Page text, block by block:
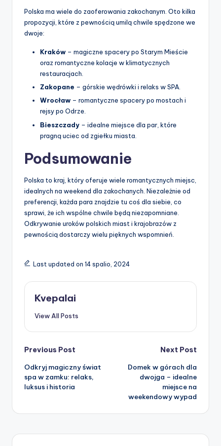
Polska ma wiele do zaoferowania zakochanym. Oto kilka
propozycji, które z pewnością umilą chwile spędzone we
dwoje:
Kraków – magiczne spacery po Starym Mieście
oraz romantyczne kolacje w klimatycznych
restauracjach.
Zakopane – górskie wędrówki i relaks w SPA.
Wrocław – romantyczne spacery po mostach i
rejsy po Odrze.
Bieszczady – idealne miejsce dla par, które
pragną uciec od zgiełku miasta.
Podsumowanie
Polska to kraj, który oferuje wiele romantycznych miejsc,
idealnych na weekend dla zakochanych. Niezależnie od
preferencji, każda para znajdzie tu coś dla siebie, co
sprawi, że ich wspólne chwile będą niezapomniane.
Odkrywanie uroków polskich miast i krajobrazów z
pewnością dostarczy wielu pięknych wspomnień.
Last updated on 14 spalio, 2024
Kvepalai
View All Posts
Post
navigation
Previous Post
Odkryj magiczny świat
spa w zamku: relaks,
luksus i historia
Next Post
Domek w górach dla
dwojga – idealne
miejsce na
weekendowy wypad